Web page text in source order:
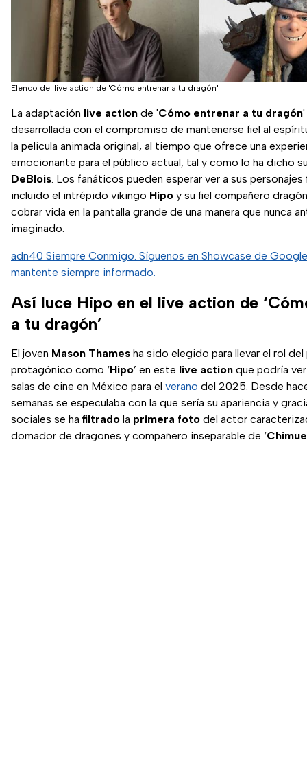
Elenco del live action de 'Cómo entrenar a tu dragón'
La adaptación live action de 'Cómo entrenar a tu dragón'
desarrollada con el compromiso de mantenerse fiel al
la película animada original, al tiempo que ofrece una
emocionante para el público actual, tal y como lo ha dicho
DeBlois. Los fanáticos pueden esperar ver a sus
incluido el intrépido vikingo Hipo y su fiel compañero
cobrar vida en la pantalla grande de una manera que nunca
imaginado.
adn40 Siempre Conmigo. Síguenos en Showcase de
mantente siempre informado.
Así luce Hipo en el live action de
a tu dragón’
El joven Mason Thames ha sido elegido para llevar el rol del
protagónico como ‘Hipo’ en este live action que podría
salas de cine en México para el verano del 2025. Desde
semanas se especulaba con la que sería su apariencia y
sociales se ha filtrado la primera foto del actor
domador de dragones y compañero inseparable de ‘